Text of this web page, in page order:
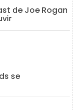
de Joe Rogan
se